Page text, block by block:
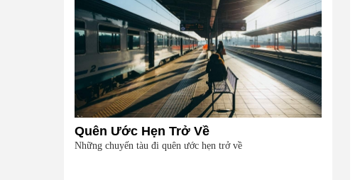
Quên Ước Hẹn Trở Về
Những chuyến tàu đi quên ước hẹn trở về